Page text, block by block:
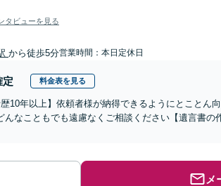
タビューを見る
から徒歩5分営業時間：本日定休日
定 料金表を見る
歴10年以上】依頼者様が納得できるようにとことん
んなこともでも遠慮なくご相談ください【遺言書
メ